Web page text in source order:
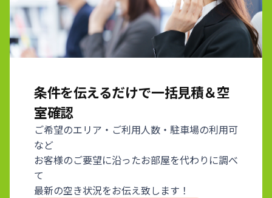
条件を伝えるだけで一括見積＆空
室確認
ご希望のエリア・ご利用人数・駐車場の利用可
など
お客様のご要望に沿ったお部屋を代わりに調べ
て
最新の空き状況をお伝え致します！